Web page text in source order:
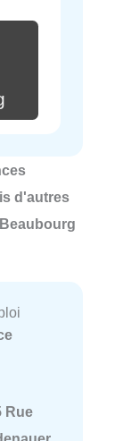
d'autres
Rue